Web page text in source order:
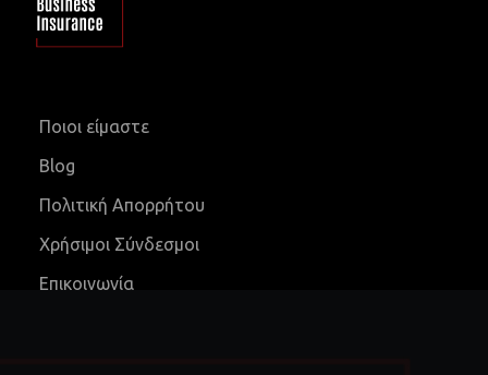
Ποιοι είμαστε
Blog
Πολιτική Απορρήτου
Χρήσιμοι Σύνδεσμοι
Επικοινωνία